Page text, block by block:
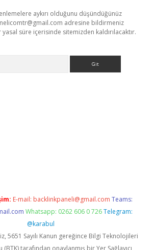
aykırı olduğunu düşündüğünüz
adresine bildirmeniz
süre içerisinde sitemizden kaldırılacaktır.
E-mail: backlinkpaneli@gmail.com Teams:
Whatsapp: 0262 606 0 726 Telegram:
@karabul
5651 Sayılı Kanun gereğince Bilgi Teknolojileri
tarafından onaylanmış bir Yer Sağlayıcı